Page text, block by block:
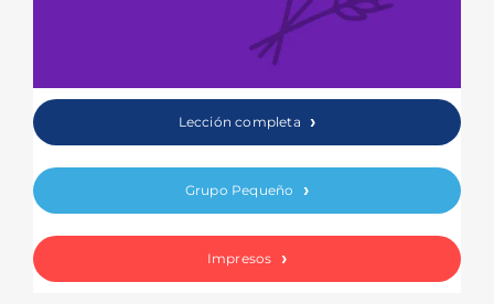
Lección completa
Grupo Pequeño
Impresos